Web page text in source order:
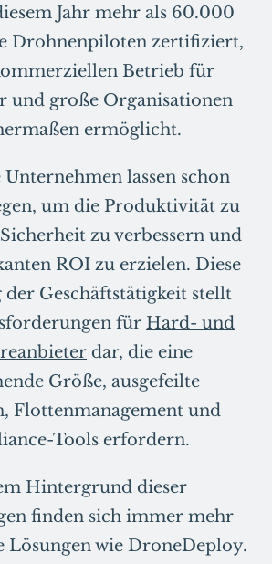
Jahr mehr als 60.000
Drohnenpiloten zertifiziert,
Betrieb für
und große Organisationen
ermöglicht.
lassen schon
um die Produktivität zu
zu verbessern und
ROI zu erzielen. Diese
der Geschäftstätigkeit stellt
für Hard- und
dar, die eine
Größe, ausgefeilte
Flottenmanagement und
Tools erfordern.
Hintergrund dieser
finden sich immer mehr
Lösungen wie DroneDeploy.